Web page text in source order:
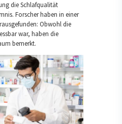
die Schlafqualität
Forscher haben in einer
Obwohl die
war, haben die
bemerkt.